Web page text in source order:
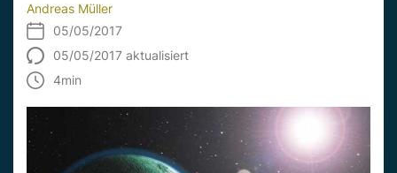
Andreas Müller
05/05/2017
05/05/2017 aktualisiert
4min